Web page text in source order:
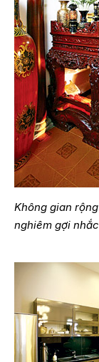
Không gian
nghiêm gợi